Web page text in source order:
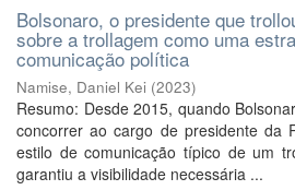
Bolsonaro, o presidente que
sobre a trollagem como uma
comunicação política
Namise, Daniel Kei (2023)
Resumo: Desde 2015, quando
concorrer ao cargo de presidente da
estilo de comunicação típico de um
garantiu a visibilidade necessária ...